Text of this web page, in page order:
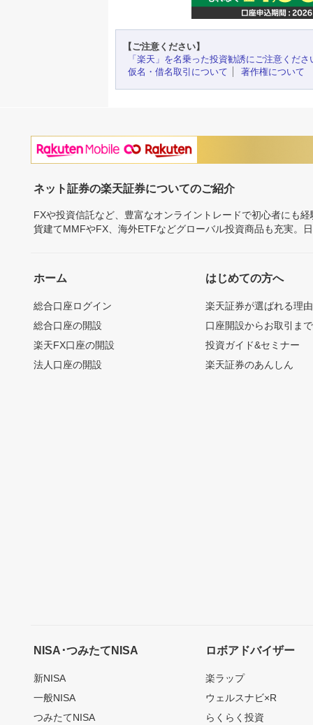
【ご注意ください】
「楽天」を名乗った投資勧誘にご注意くださ
仮名・借名取引について
著作権について
ネット証券の楽天証券についてのご紹介
FXや投資信託など、豊富なオンライントレードで初心者にも
貨建てMMFやFX、海外ETFなどグローバル投資商品も充実。
ホーム
総合口座ログイン
総合口座の開設
楽天FX口座の開設
法人口座の開設
はじめての方へ
楽天証券が選ばれる理由
口座開設からお取引ま
投資ガイド&セミナー
楽天証券のあんしん
NISA･つみたてNISA
新NISA
一般NISA
つみたてNISA
ロボアドバイザー
楽ラップ
ウェルスナビ×R
らくらく投資